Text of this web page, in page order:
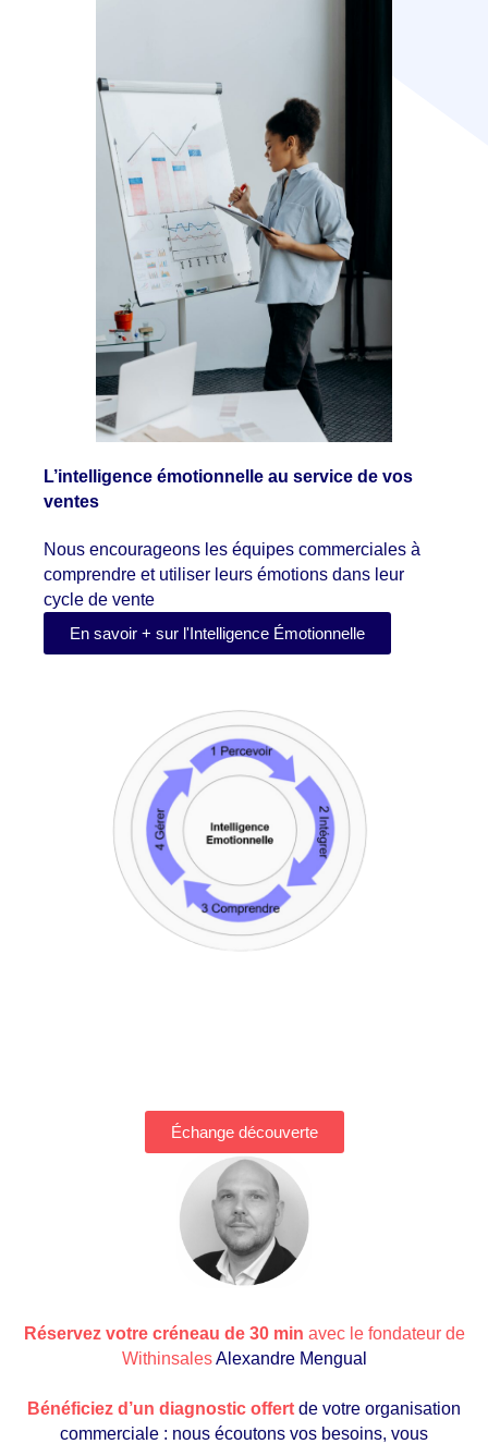
L’intelligence émotionnelle au service de vos
ventes
Nous encourageons les équipes commerciales à
comprendre et utiliser leurs émotions dans leur
cycle de vente
En savoir + sur l'Intelligence Émotionnelle
Échange découverte
Réservez votre créneau de 30 min avec le fondateur de
WithinsalesAlexandre Mengual
Bénéficiez d’un diagnostic offert de votre organisation
commerciale : nous écoutons vos besoins, vous